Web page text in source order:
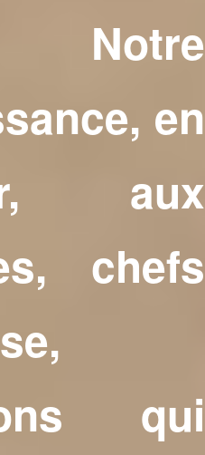
Notre
en
aux
chefs
qui